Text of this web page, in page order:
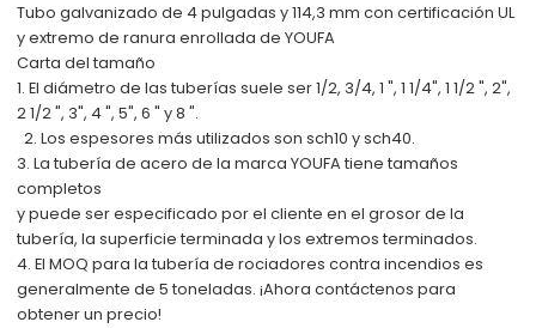
Tubo galvanizado de 4 pulgadas y 114,3 mm con certificación UL
y extremo de ranura enrollada de YOUFA
Carta del tamaño
1. El diámetro de las tuberías suele ser 1/2, 3/4, 1 ", 1 1/4", 1 1/2 ", 2",
2 1/2 ", 3", 4 ", 5", 6 " y 8 ".
2. Los espesores más utilizados son sch10 y sch40.
3. La tubería de acero de la marca YOUFA tiene tamaños
completos
y puede ser especificado por el cliente en el grosor de la
tubería, la superficie terminada y los extremos terminados.
4. El MOQ para la tubería de rociadores contra incendios es
generalmente de 5 toneladas. ¡Ahora contáctenos para
obtener un precio!